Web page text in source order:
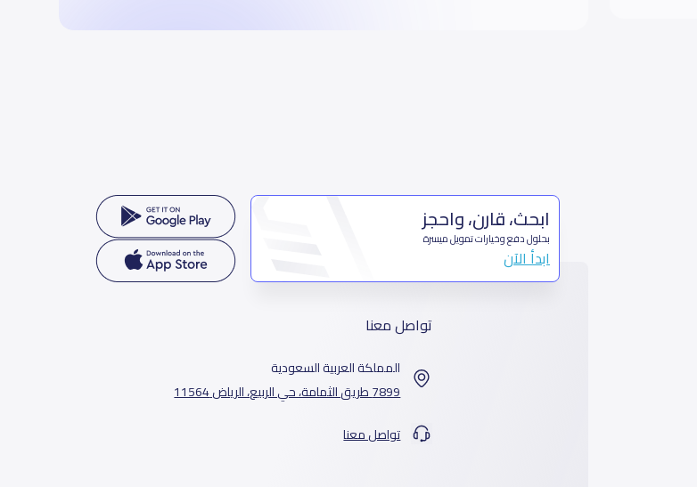
ابحث، قارن، واحجز
بحلول دفع وخيارات تمويل ميسرة
ابدأ الآن
تواصل معنا
المملكة العربية السعودية
7899 طريق الثمامة، حي الربيع، الرياض 11564
تواصل معنا